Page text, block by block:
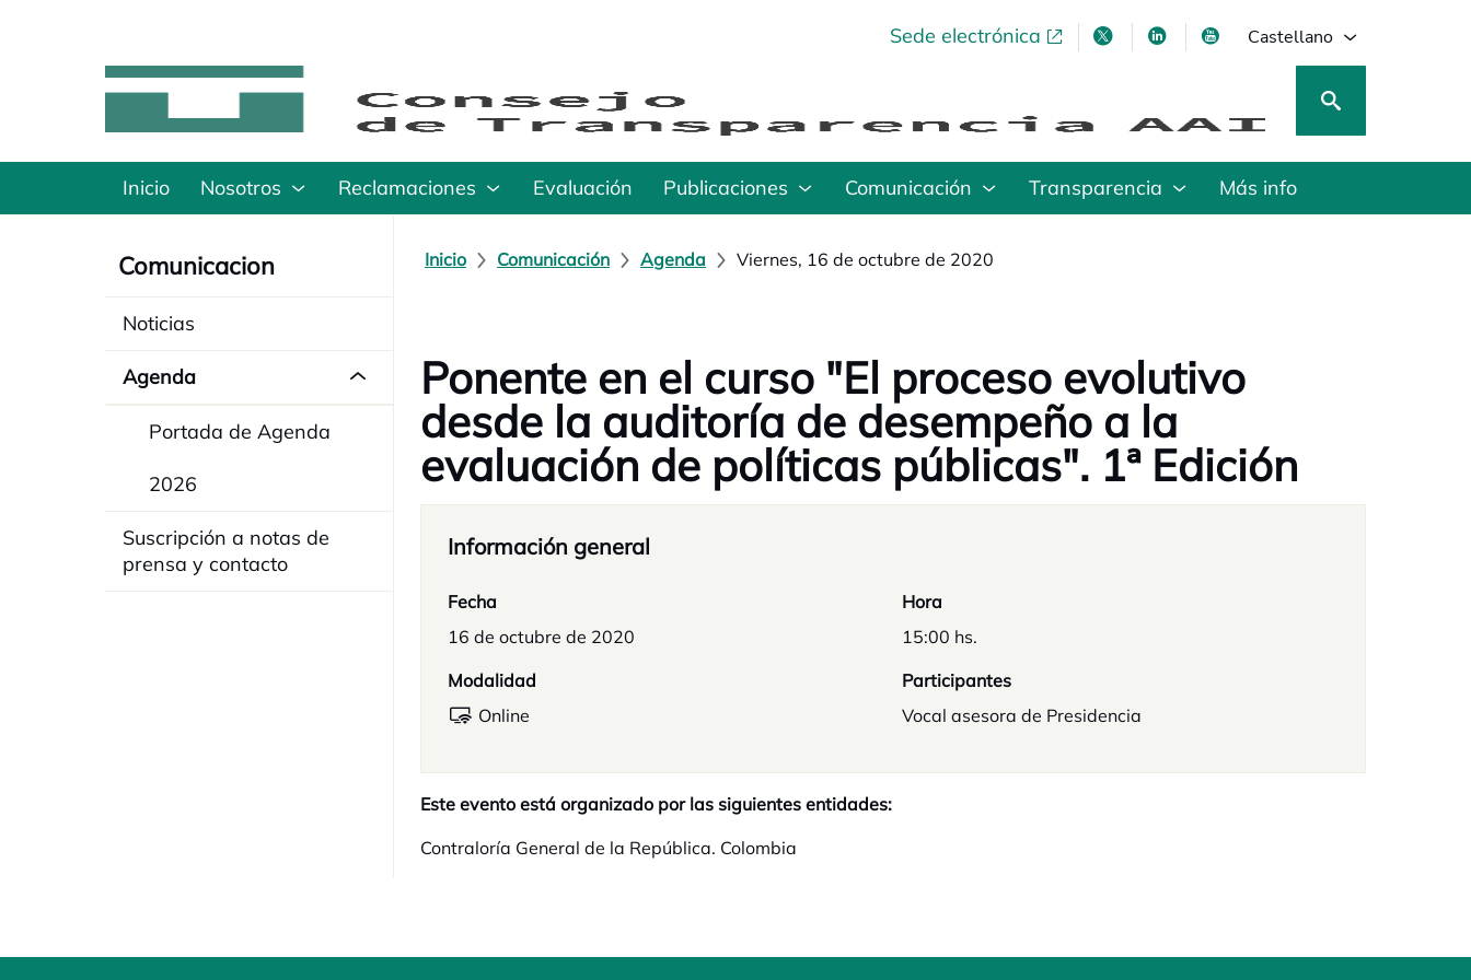
Sede electrónicase abre en una pestaña nueva
se abre en una pestaña nueva
se abre en una pestaña nueva
se abre en una pestaña
Castellano
Inicio Nosotros Reclamaciones Evaluación Publicaciones Comunicación Transparencia Más info
Comunicacion
Noticias
Agenda
Portada de Agenda
2026
Suscripción a notas de
prensa y contacto
Inicio Comunicación Agenda Viernes, 16 de octubre de 2020
Ponente en el curso "El proceso evolutivo
desde la auditoría de desempeño a la
evaluación de políticas públicas". 1ª Edición
Información general
Fecha
16 de octubre de 2020
Hora
15:00 hs.
Modalidad
Online
Participantes
Vocal asesora de Presidencia
Este evento está organizado por las siguientes entidades:
Contraloría General de la República. Colombia